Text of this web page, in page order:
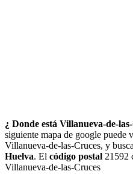
¿ Donde está Villanueva-de-
siguiente mapa de google puede
Villanueva-de-las-Cruces, y
Huelva. El código postal 21592
Villanueva-de-las-Cruces